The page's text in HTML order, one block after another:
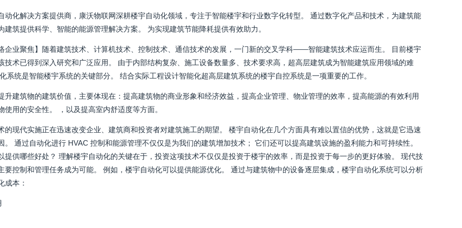
动化解决方案提供商，康沃物联网深耕楼宇自动化领域，专注于智能楼宇和行业数字化转型。 通过数字化产品和技术，为建筑能
建筑提供科学、智能的能源管理解决方案。 为实现建筑节能降耗提供有效助力。
企业聚焦】随着建筑技术、计算机技术、控制技术、通信技术的发展，一门新的交叉学科——智能建筑技术应运而生。 目前楼宇
技术已得到深入研究和广泛应用。 由于内部结构复杂、施工设备数量多、技术要求高，超高层建筑成为智能建筑应用领域的难
系统是智能楼宇系统的关键部分。 结合实际工程设计智能化超高层建筑系统的楼宇自控系统是一项重要的工作。
升建筑物的建筑价值，主要体现在：提高建筑物的商业形象和经济效益，提高企业管理、物业管理的效率，提高能源的有效利用
使用的安全性。 ，以及提高室内舒适度等方面。
的现代实施正在迅速改变企业、建筑商和投资者对建筑施工的期望。 楼宇自动化在几个方面具有难以置信的优势，这就是它迅速
。 通过自动化进行 HVAC 控制和能源管理不仅仅是为我们的建筑增加技术； 它们还可以提高建筑设施的盈利能力和可持续性。
提供哪些好处？ 理解楼宇自动化的关键在于，投资这项技术不仅仅是投资于楼宇的效率，而是投资于每一步的更好体验。 现代技
要控制和管理任务成为可能。 例如，楼宇自动化可以提供能源优化。 通过与建筑物中的设备逐层集成，楼宇自动化系统可以分析
成本：